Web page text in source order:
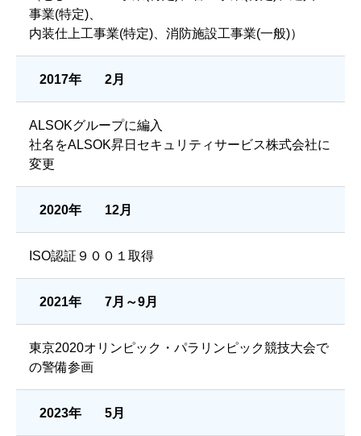
事業(特定)、
内装仕上工事業(特定)、消防施設工事業(一般)）
2017年 2月
ALSOKグループに編入
社名をALSOK昇日セキュリティサービス株式会社に
変更
2020年 12月
ISO認証９００１取得
2021年 7月～9月
東京2020オリンピック・パラリンピック競技大会で
の警備参画
2023年 5月